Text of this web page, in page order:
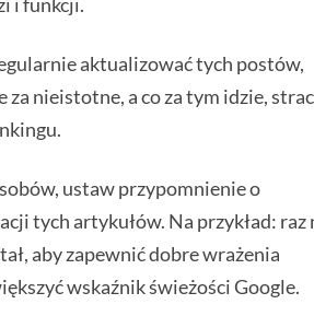
aktualizować tych postów,
za nieistotne, a co za tym idzie,
ustaw przypomnienie o
tych artykułów. Na przykład: raz
aby zapewnić dobre wrażenia
wskaźnik świeżości Google.